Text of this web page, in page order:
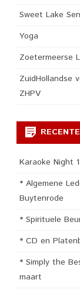
Sweet Lake
Yoga
Zoetermeerse
ZuidHollandse
ZHPV
Karaoke Night
* Algemene
Buytenrode
* Spirituele
* CD en
* Simply the
maart